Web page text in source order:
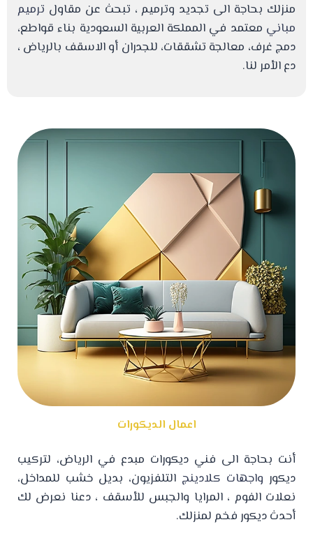
منزلك بحاجة الى تجديد وترميم ، تبحث عن مقاول ترميم
مباني معتمد في المملكة العربية السعودية بناء قواطع،
دمج غرف، معالجة تشققات، للجدران أو الاسقف بالرياض ،
دع الأمر لنا.
اعمال الديكورات
أنت بحاجة الى فني ديكورات مبدع في الرياض، لتركيب
ديكور واجهات كلادينج التلفزيون، بديل خشب للمداخل،
نعلات الفوم ، المرايا والجبس للأسقف ، دعنا نعرض لك
أحدث ديكور فخم لمنزلك.